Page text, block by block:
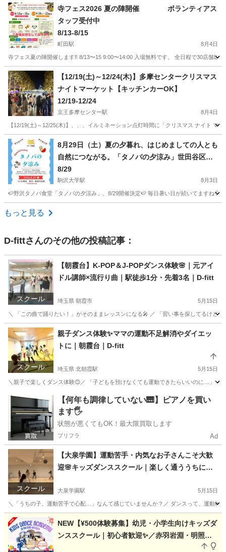
寺フェス2026 夏の陣開催 ボランティアス
タッフ受付中
8/13-8/15
町田駅 8月4日
寺フェス夏の陣開催します‼️ 8/13〜15 9:00〜14:00 入場無料です。 全日程で30店舗
東京 町田市 ボランティアスタッフ
【12/19(土)～12/24(木)】多摩センタークリスマス
ナイトマーケット【キッチンカーOK】
12/19-12/24
京王多摩センター駅 8月4日
【12/19(土)～12/25(木)】、、、イルミネーション点灯時間に「クリスマス ナイ
東京 多摩市 京王多摩センター駅 地域/お祭り キッチンカー
8月29日（土）夏の夕暮れ、はじめましての人とも
自然につながる。「タノバの夕涼み」世田谷区野
沢で開催！
8/29
駒沢大学駅 8月3日
🍉野沢タノバ食堂「タノバの夕涼み」、8/29開催決定🍉 毎日暑い日が続いてますね
東京 世田谷区
もっと見る
D-fittさんのその他の投稿記事：
スクール
【朝霞台】K-POP＆J-POPダンス体験🌸｜元アイ
ドル講師×流行り曲｜駅徒歩1分・先着3名｜D-fitt
埼玉県 朝霞市 5月15日
＼ 「この曲で踊りたい！」がそのままレッスンになる🎤 ／ 「習い事を探してるけど
埼玉 朝霞市 ダンス 無料
スクール
親子ダンス体験✨ママの運動不足解消やダイエッ
トに｜朝霞台｜D-fitt
埼玉県 北朝霞駅 5月15日
＼親子で楽しくダンス体験😊／ 「子どもを預けなくても運動できたらいいのに…」
埼玉 朝霞市 北朝霞駅 ヒップホップ 運動不足
【何年も調律していない🎹】ピアノを買い
ます🖐️
状態が悪くてもOK！最大限買取します
プリフラ Ad
スクール
【大泉学園】運動苦手・内気なお子さんこそ大歓
迎🌸キッズダンススクール｜楽しく通ううちに自
大泉学園駅 5月15日
＼「うちの子、運動苦手で心配…」なんて感じていませんか？／ ダンスって、運動神
東京 練馬区 大泉学園駅 その他 POP
NEW【¥500体験募集】幼児・小学生向けキッズダ
ンススクール｜初心者歓迎✨／赤羽岩淵・明照幼